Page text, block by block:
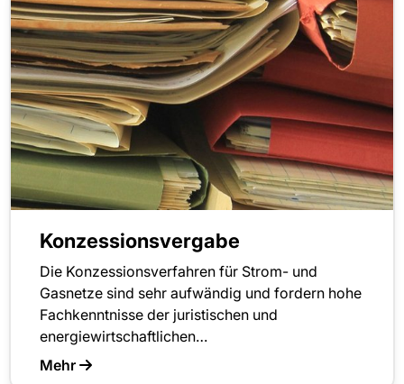
Konzessionsvergabe
Die Konzessionsverfahren für Strom- und
Gasnetze sind sehr aufwändig und fordern hohe
Fachkenntnisse der juristischen und
energiewirtschaftlichen…
Mehr